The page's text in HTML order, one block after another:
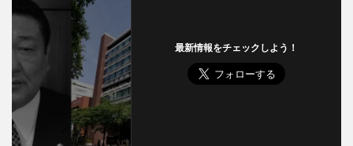
最新情報をチェックしよう！